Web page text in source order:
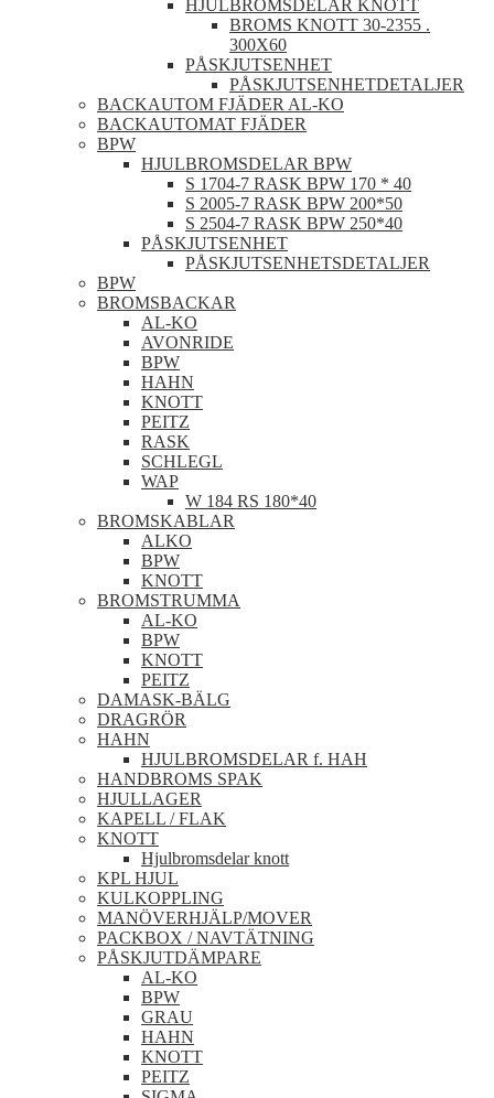
HJULBROMSDELAR KNOTT
BROMS KNOTT 30-2355 .
300X60
PÅSKJUTSENHET
PÅSKJUTSENHETDETALJER
BACKAUTOM FJÄDER AL-KO
BACKAUTOMAT FJÄDER
BPW
HJULBROMSDELAR BPW
S 1704-7 RASK BPW 170 * 40
S 2005-7 RASK BPW 200*50
S 2504-7 RASK BPW 250*40
PÅSKJUTSENHET
PÅSKJUTSENHETSDETALJER
BPW
BROMSBACKAR
AL-KO
AVONRIDE
BPW
HAHN
KNOTT
PEITZ
RASK
SCHLEGL
WAP
W 184 RS 180*40
BROMSKABLAR
ALKO
BPW
KNOTT
BROMSTRUMMA
AL-KO
BPW
KNOTT
PEITZ
DAMASK-BÄLG
DRAGRÖR
HAHN
HJULBROMSDELAR f. HAH
HANDBROMS SPAK
HJULLAGER
KAPELL / FLAK
KNOTT
Hjulbromsdelar knott
KPL HJUL
KULKOPPLING
MANÖVERHJÄLP/MOVER
PACKBOX / NAVTÄTNING
PÅSKJUTDÄMPARE
AL-KO
BPW
GRAU
HAHN
KNOTT
PEITZ